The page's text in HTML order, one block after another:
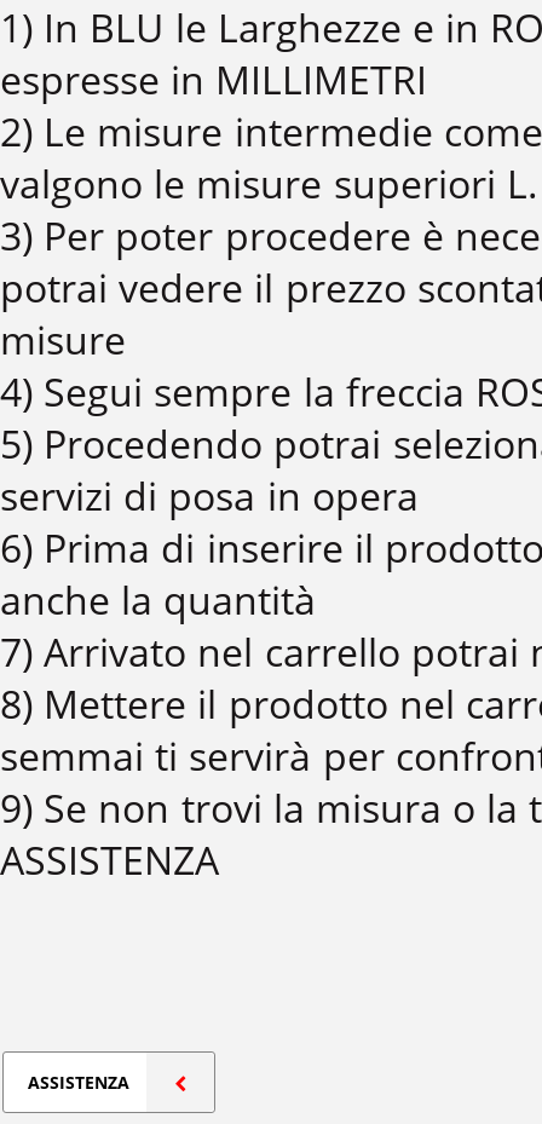
1) In BLU le Larghezze e in
espresse in MILLIMETRI
2) Le misure intermedie
valgono le misure superiori
3) Per poter procedere è
potrai vedere il prezzo
misure
4) Segui sempre la freccia
5) Procedendo potrai
servizi di posa in opera
6) Prima di inserire il
anche la quantità
7) Arrivato nel carrello
8) Mettere il prodotto nel
semmai ti servirà per
9) Se non trovi la misura o la
ASSISTENZA
ASSISTENZA